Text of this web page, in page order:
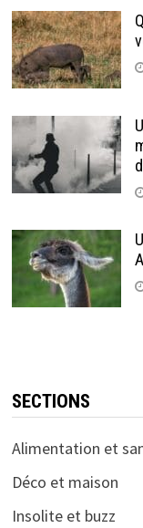
SECTIONS
Alimentation et
Déco et maison
Insolite et buzz